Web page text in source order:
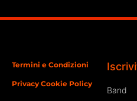
Termini e Condizioni
Privacy Cookie Policy
Band